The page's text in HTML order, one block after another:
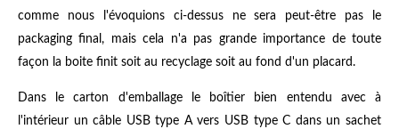
comme nous l'évoquions ci-dessus ne sera peut-être pas le
packaging final, mais cela n'a pas grande importance de toute
façon la boite finit soit au recyclage soit au fond d'un placard.
Dans le carton d'emballage le boîtier bien entendu avec à
l'intérieur un câble USB type A vers USB type C dans un sachet